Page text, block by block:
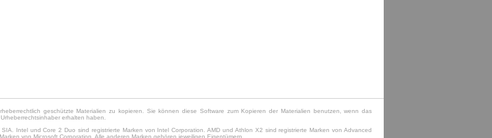
geschützte Materialien zu kopieren. Sie können diese Software zum Kopieren der Materialien benutzen, wenn das
erhalten haben.
Intel und Core 2 Duo sind registrierte Marken von Intel Corporation. AMD und Athlon X2 sind registrierte Marken von Advanced
von Microsoft Corporation. Alle anderen Marken gehören jeweiligen Eigentümern.